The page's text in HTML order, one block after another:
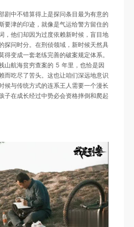
剧中不错算得上是探问条目最为有意的
要津的印迹，就像是气运给警方留住的
，他们却因为过度依赖新时候，盲目地
探问时分。在刑侦领域，新时候天然具
得变成一套老练完善的破案规定体系。
山航海贫穷查案的 5 年里，也恰是因
而吃尽了苦头。这也让咱们深远地意识
候与传统方式的连系王人需要一个漫长
子在成长经过中势必会资格摔倒和爬起